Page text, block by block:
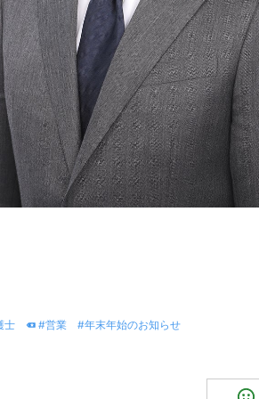
士 #営業 #年末年始のお知らせ